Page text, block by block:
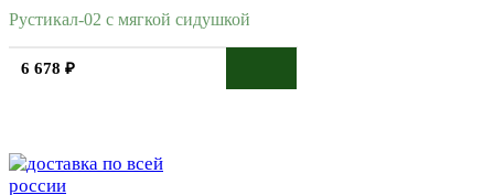
Рустикал-02 с мягкой сидушкой
6 678 ₽